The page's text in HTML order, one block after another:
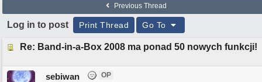
Previous Thread
Log in to post Print Thread Go To
Re: Band-in-a-Box 2008 ma ponad 50 nowych funkcji!
sebiwan
OP